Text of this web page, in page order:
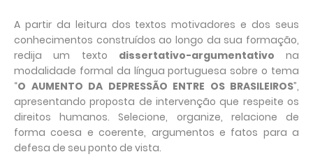
A partir da leitura dos textos motivadores e dos seus
conhecimentos construídos ao longo da sua formação,
redija um texto dissertativo-argumentativo na
modalidade formal da língua portuguesa sobre o tema
“O AUMENTO DA DEPRESSÃO ENTRE OS BRASILEIROS”,
apresentando proposta de intervenção que respeite os
direitos humanos. Selecione, organize, relacione de
forma coesa e coerente, argumentos e fatos para a
defesa de seu ponto de vista.